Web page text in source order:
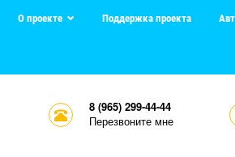
О проекте Поддержка проекта
8 (965) 299-44-44
Перезвоните мне